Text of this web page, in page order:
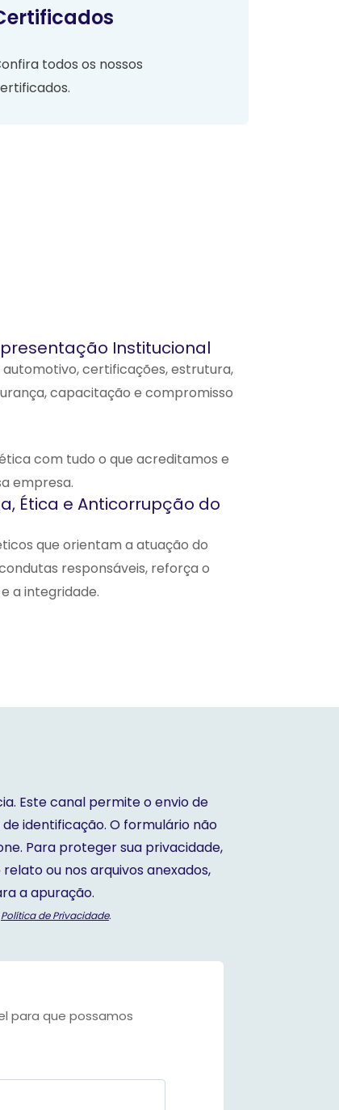
todos os nossos
Institucional
certificações, estrutura,
capacitação e compromisso
com tudo o que acreditamos e
empresa.
Ética e Anticorrupção do
que orientam a atuação do
responsáveis, reforça o
a integridade.
Este canal permite o envio de
identificação. O formulário não
Para proteger sua privacidade,
ou nos arquivos anexados,
a apuração.
Política de Privacidade.
para que possamos